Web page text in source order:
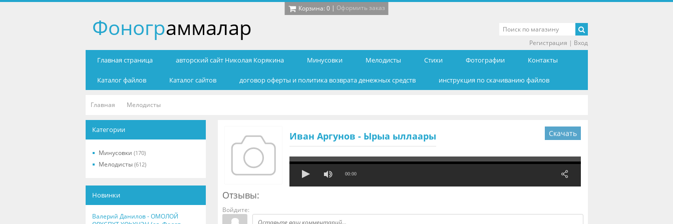
Корзина: 0| Оформить заказ
Фонограммалар
Главная страница авторский сайт Николая Корякина Минусовки Мелодисты Cтихи Фотографии Контакты
Каталог файлов Каталог сайтов договор оферты и политика возврата денежных средств инструкция по скачиванию файлов
Регистрация | Вход
Главная Мелодисты
Иван Аргунов - Ырыа ыллаары Скачать
00:00
Отзывы:
Войдите:
Категории
Минусовки (170)
Мелодисты (612)
Новинки
Валерий Данилов - ОМОЛОЙ